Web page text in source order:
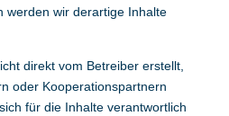
werden wir derartige Inhalte
direkt vom Betreiber erstellt,
oder Kooperationspartnern
für die Inhalte verantwortlich